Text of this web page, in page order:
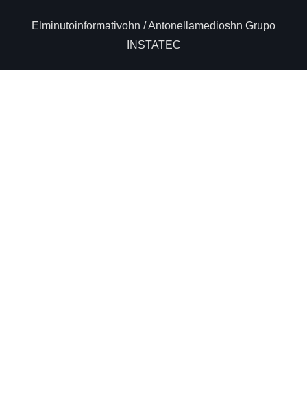
Elminutoinformativohn / Antonellamedioshn Grupo